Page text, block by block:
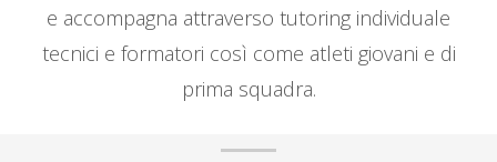
e accompagna attraverso tutoring individuale
tecnici e formatori così come atleti giovani e di
prima squadra.